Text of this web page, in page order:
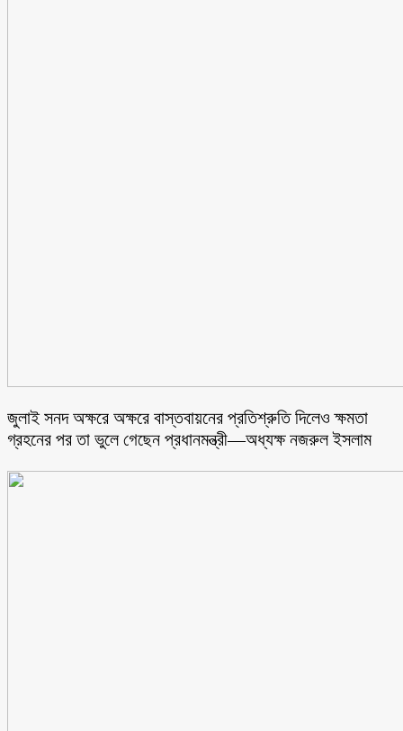
জুলাই সনদ অক্ষরে অক্ষরে বাস্তবায়নের প্রতিশ্রুতি দিলেও ক্ষমতা
গ্রহনের পর তা ভুলে গেছেন প্রধানমন্ত্রী—অধ্যক্ষ নজরুল ইসলাম